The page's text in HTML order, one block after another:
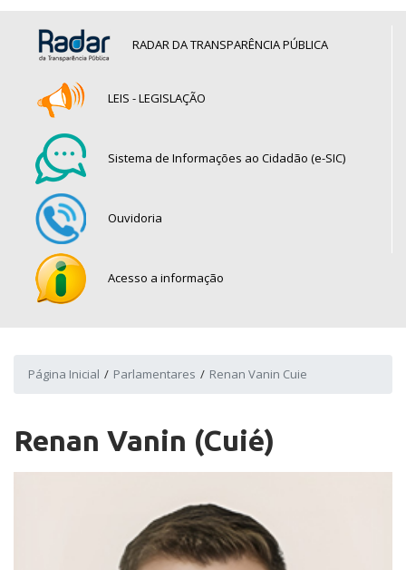
RADAR DA TRANSPARÊNCIA PÚBLICA
LEIS - LEGISLAÇÃO
Sistema de Informações ao Cidadão (e-SIC)
Ouvidoria
Acesso a informação
Página Inicial Parlamentares Renan Vanin Cuie
Renan Vanin (Cuié)